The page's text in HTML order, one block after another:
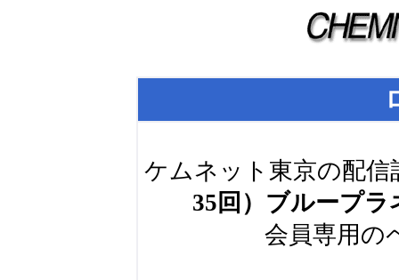
ケムネット東京の配信
35回）ブループ
会員専用の